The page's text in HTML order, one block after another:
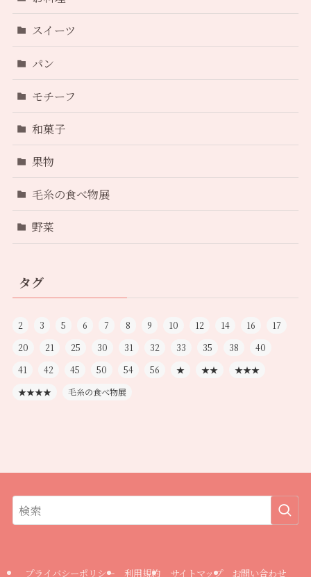
スイーツ
パン
モチーフ
和菓子
果物
毛糸の食べ物展
野菜
タグ
2 3 5 6 7 8 9 10 12 14 16
17
20
21 25 30 31 32 33 35 38
40
41
42 45 50 54 56 ★ ★★
★★★
★★★★
毛糸の食べ物展
プライバシーポリシー 利用規約 サイトマップ お問い合わせ